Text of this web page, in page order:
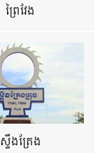
ព្រៃវែង
ស្ទឹងត្រែង